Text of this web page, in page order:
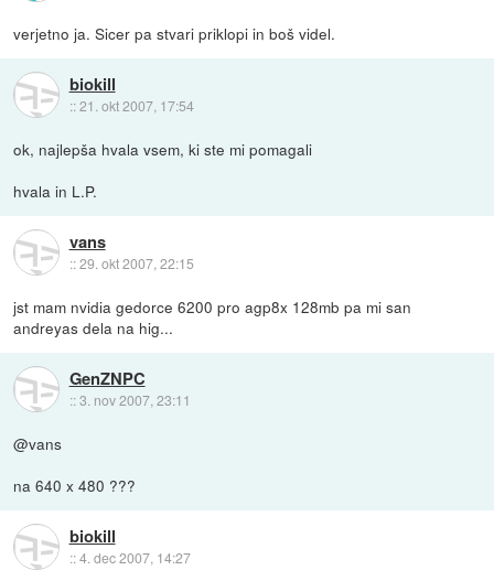
verjetno ja. Sicer pa stvari priklopi in boš videl.
biokill
::21. okt 2007, 17:54
ok, najlepša hvala vsem, ki ste mi pomagali
hvala in L.P.
vans
::29. okt 2007, 22:15
jst mam nvidia gedorce 6200 pro agp8x 128mb pa mi san
andreyas dela na hig...
GenZNPC
::3. nov 2007, 23:11
@vans
na 640 x 480 ???
biokill
::4. dec 2007, 14:27